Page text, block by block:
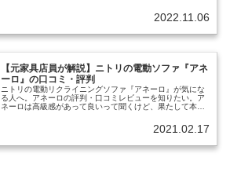
2022.11.06
【元家具店員が解説】ニトリの電動ソファ『アネ
ーロ』の口コミ・評判
ニトリの電動リクライニングソファ『アネーロ』が気にな
る人へ。アネーロの評判・口コミレビューを知りたい。ア
ネーロは高級感があって良いって聞くけど、果たして本当
2021.02.17